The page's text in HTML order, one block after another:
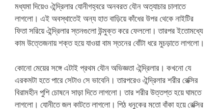
মধ্যমা দিয়েও ঐন্দ্রিলার যোনীগহ্বরে অনবরত যৌন অত্যাচার চালাতে
লাগলো। এই অবস্থাতেই অন্য হাত বাড়িয়ে কাঁধের উপর থেকে নাইটির
ফিতা সরিয়ে ঐন্দ্রিলার স্তনগুলো উন্মুক্ত করে ফেললো। তারপর ইতোমধ্যে
কাম উত্তেজনায় শক্ত হয়ে যাওয়া বাম স্তনের বোঁটা ধরে মুচড়াতে লাগলো।
কোনো মেয়ের সঙ্গে এটাই প্রথম যৌন অভিজ্ঞতা ঐন্দ্রিলার। কখনো যে
এরকমটা হতে পারে সেটাও সে ভাবেনি। তারপরেও ঐন্দ্রিলার শরীর রেক্সির
বিরামহীন পুশি চোষনে সাড়া দিতে লাগলো। তার শরীর উত্তপ্ত হয়ে ঘামতে
লাগলো। যোনীতে জল কাটতে লাগলো। পিঠ ধনুকের মতো বাঁকা হয়ে রেক্সির